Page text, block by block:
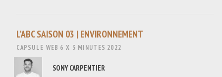
L'ABC SAISON 03 | ENVIRONNEMENT
CAPSULE WEB 6 X 3 MINUTES 2022
SONY CARPENTIER